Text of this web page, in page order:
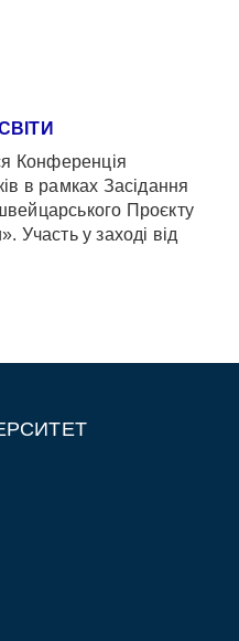
Конференція
в рамках Засідання
Проєкту
Участь у заході від